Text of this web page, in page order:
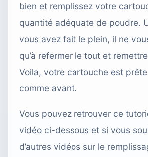
bien et remplissez votre
quantité adéquate de poudre.
vous avez fait le plein, il ne
qu’à refermer le tout et
Voila, votre cartouche est
comme avant.
Vous pouvez retrouver ce
vidéo ci-dessous et si vous
d’autres vidéos sur le